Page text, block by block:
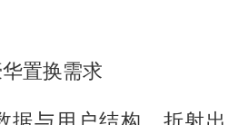
置换需求